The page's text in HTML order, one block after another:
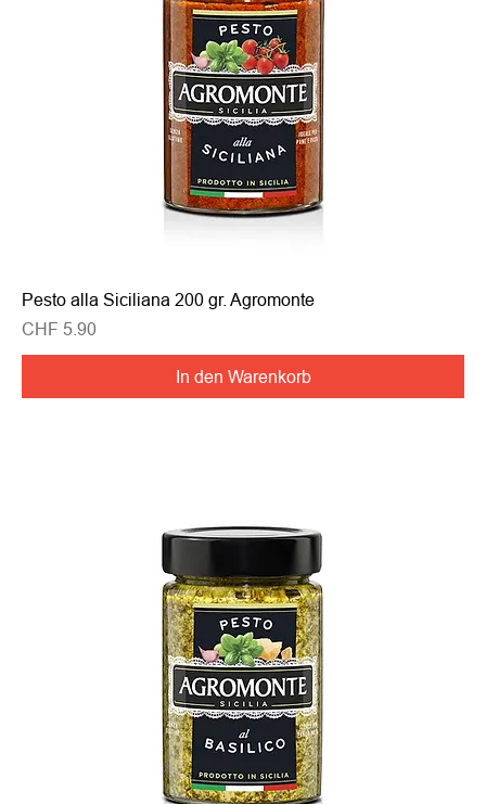
Pesto alla Siciliana 200 gr. Agromonte
Preis
CHF 5.90
In den Warenkorb